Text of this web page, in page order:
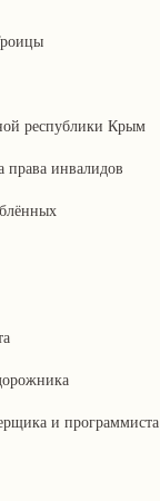
республики Крым
права инвалидов
и программиста